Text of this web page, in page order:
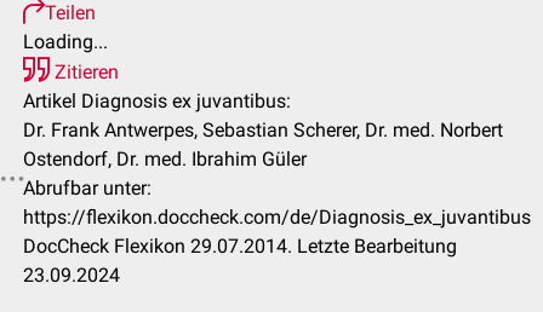
Teilen
Loading...
Zitieren
Artikel Diagnosis ex juvantibus:
Dr. Frank Antwerpes, Sebastian Scherer, Dr. med. Norbert
Ostendorf, Dr. med. Ibrahim Güler
Abrufbar unter:
https://flexikon.doccheck.com/de/Diagnosis_ex_juvantibus
DocCheck Flexikon 29.07.2014. Letzte Bearbeitung
23.09.2024